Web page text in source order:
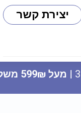
יצירת קשר
מעל 599₪ משלוח חינם או איסוף עצמי